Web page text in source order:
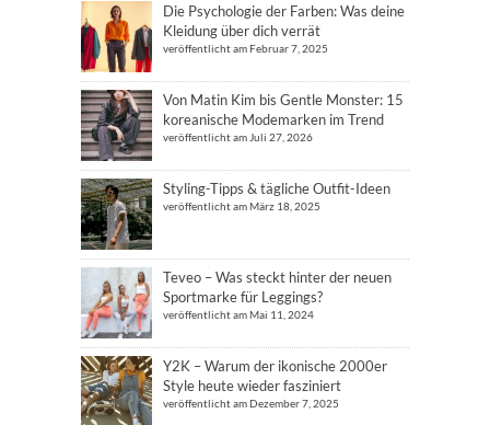
Die Psychologie der Farben: Was deine
Kleidung über dich verrät
veröffentlicht am Februar 7, 2025
Von Matin Kim bis Gentle Monster: 15
koreanische Modemarken im Trend
veröffentlicht am Juli 27, 2026
Styling-Tipps & tägliche Outfit-Ideen
veröffentlicht am März 18, 2025
Teveo – Was steckt hinter der neuen
Sportmarke für Leggings?
veröffentlicht am Mai 11, 2024
Y2K – Warum der ikonische 2000er
Style heute wieder fasziniert
veröffentlicht am Dezember 7, 2025